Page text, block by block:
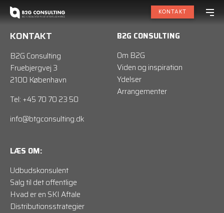
KONTAKT
KONTAKT
B2G Consulting
Fruebjergvej 3
2100 København
Tel: +45 70 70 23 50
info@btgconsulting.dk
B2G CONSULTING
Om B2G
Viden og inspiration
Ydelser
Arrangementer
LÆS OM:
Udbudskonsulent
Salg til det offentlige
Hvad er en SKI Aftale
Distributionsstrategier